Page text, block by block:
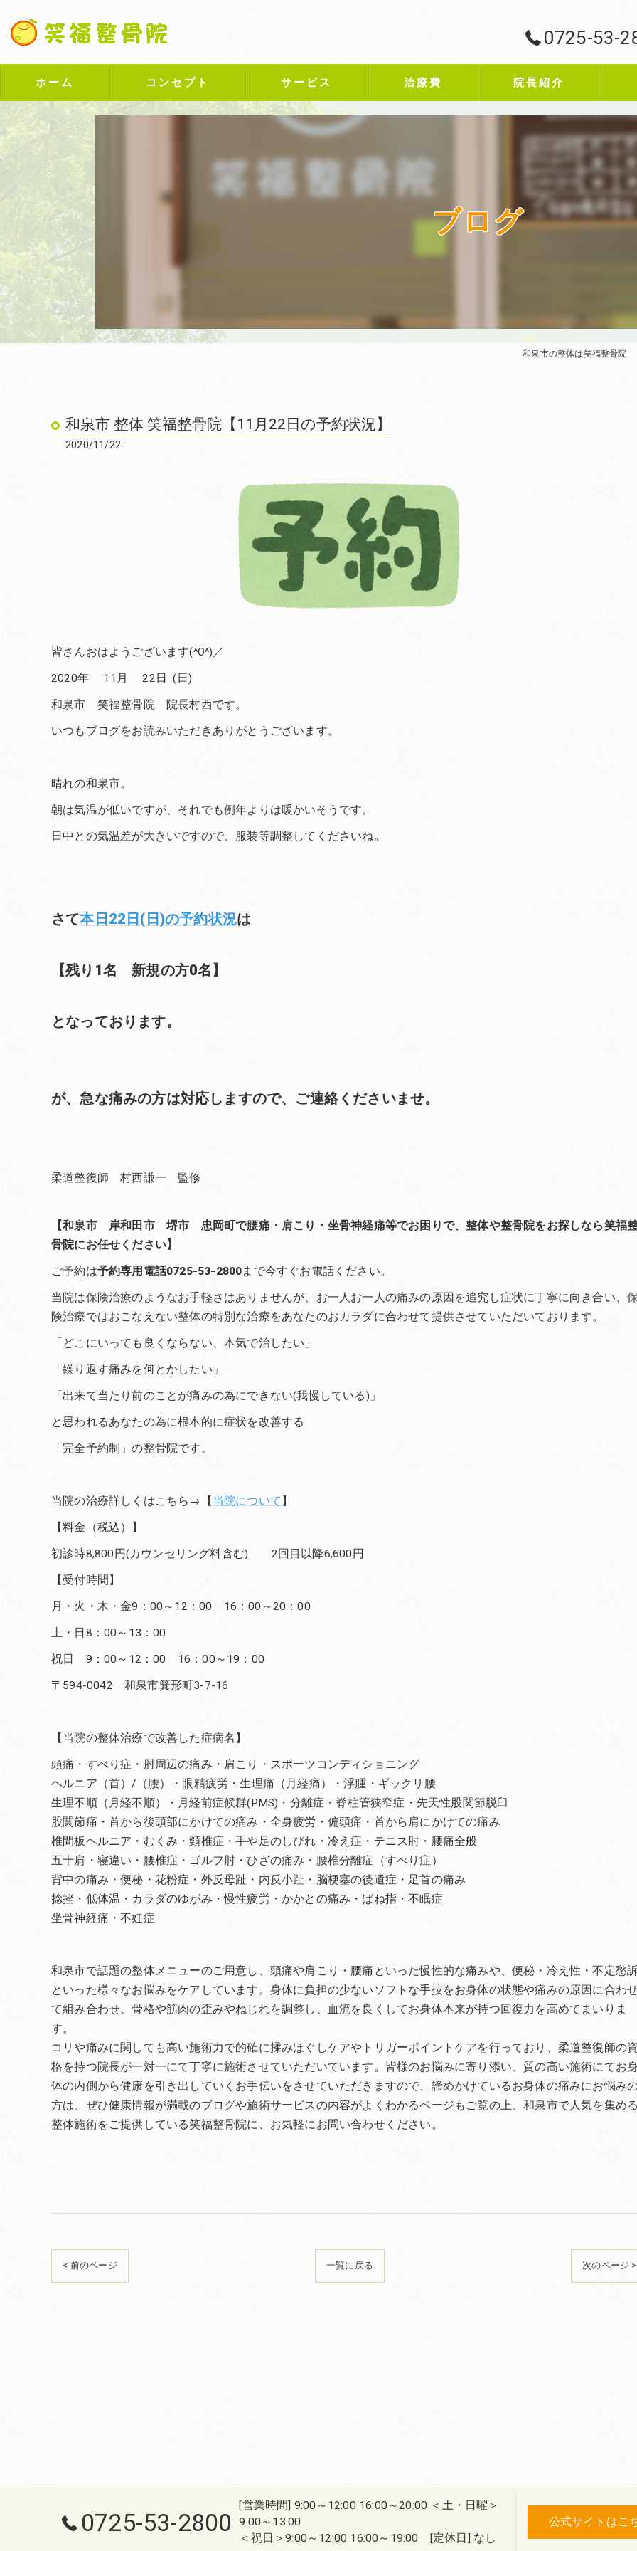
0725-53-
ホーム コンセプト サービス 治療費 院長紹介
ブログ
和泉市の整体は笑福整骨院
和泉市 整体 笑福整骨院【11月22日の予約状況】
2020/11/22
皆さんおはようございます(^O^)／
2020年 11月 22日 (日)
和泉市 笑福整骨院 院長村西です。
いつもブログをお読みいただきありがとうございます。
晴れの和泉市。
朝は気温が低いですが、それでも例年よりは暖かいそうです。
日中との気温差が大きいですので、服装等調整してくださいね。
さて本日22日(日)の予約状況は
【残り1名 新規の方0名】
となっております。
が、急な痛みの方は対応しますので、ご連絡くださいませ。
柔道整復師 村西謙一 監修
【和泉市 岸和田市 堺市 忠岡町で腰痛・肩こり・坐骨神経痛等でお困りで、整体や整骨院をお探しなら笑福
骨院にお任せください】
ご予約は予約専用電話0725-53-2800まで今すぐお電話ください。
当院は保険治療のようなお手軽さはありませんが、お一人お一人の痛みの原因を追究し症状に丁寧に向き合い、
険治療ではおこなえない整体の特別な治療をあなたのおカラダに合わせて提供させていただいております。
「どこにいっても良くならない、本気で治したい」
「繰り返す痛みを何とかしたい」
「出来て当たり前のことが痛みの為にできない(我慢している)」
と思われるあなたの為に根本的に症状を改善する
「完全予約制」の整骨院です。
当院の治療詳しくはこちら→【 当院について 】
【料金（税込）】
初診時8,800円(カウンセリング料含む) 2回目以降6,600円
【受付時間】
月・火・木・金9：00～12：00 16：00～20：00
土・日8：00～13：00
祝日 9：00～12：00 16：00～19：00
〒594-0042 和泉市箕形町3-7-16
【当院の整体治療で改善した症病名】
頭痛・すべり症・肘周辺の痛み・肩こり・スポーツコンディショニング
ヘルニア（首）/（腰）・眼精疲労・生理痛（月経痛）・浮腫・ギックリ腰
生理不順（月経不順）・月経前症候群(PMS)・分離症・脊柱管狭窄症・先天性股関節脱臼
股関節痛・首から後頭部にかけての痛み・全身疲労・偏頭痛・首から肩にかけての痛み
椎間板ヘルニア・むくみ・頸椎症・手や足のしびれ・冷え症・テニス肘・腰痛全般
五十肩・寝違い・腰椎症・ゴルフ肘・ひざの痛み・腰椎分離症（すべり症）
背中の痛み・便秘・花粉症・外反母趾・内反小趾・脳梗塞の後遺症・足首の痛み
捻挫・低体温・カラダのゆがみ・慢性疲労・かかとの痛み・ばね指・不眠症
坐骨神経痛・不妊症
和泉市で話題の整体メニューのご用意し、頭痛や肩こり・腰痛といった慢性的な痛みや、便秘・冷え性・不定愁
といった様々なお悩みをケアしています。身体に負担の少ないソフトな手技をお身体の状態や痛みの原因に合わ
て組み合わせ、骨格や筋肉の歪みやねじれを調整し、血流を良くしてお身体本来が持つ回復力を高めてまいりま
す。
コリや痛みに関しても高い施術力で的確に揉みほぐしケアやトリガーポイントケアを行っており、柔道整復師の
格を持つ院長が一対一にて丁寧に施術させていただいています。皆様のお悩みに寄り添い、質の高い施術にてお
体の内側から健康を引き出していくお手伝いをさせていただきますので、諦めかけているお身体の痛みにお悩み
方は、ぜひ健康情報が満載のブログや施術サービスの内容がよくわかるページもご覧の上、和泉市で人気を集め
整体施術をご提供している笑福整骨院に、お気軽にお問い合わせください。
< 前のページ 一覧に戻る 次のページ >
0725-53-2800
[営業時間] 9:00～12:00 16:00～20:00 ＜土・日曜＞
9:00～13:00
＜祝日＞9:00～12:00 16:00～19:00 [定休日] なし
公式サイトはこ